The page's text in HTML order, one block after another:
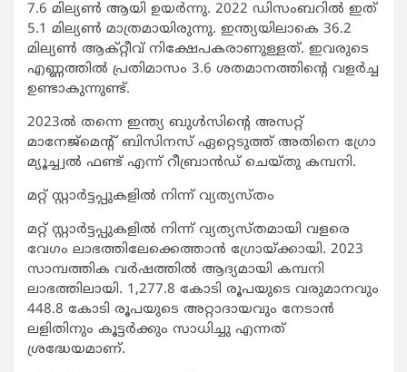
7.6 മില്യണ്‍ ആയി ഉയര്‍ന്നു. 2022 ഡിസംബറില്‍ ഇത്
5.1 മില്യണ്‍ മാത്രമായിരുന്നു. ഇന്ത്യയിലാകെ 36.2
മില്യണ്‍ ആക്റ്റീവ് നിക്ഷേപകരാണുള്ളത്. ഇവരുടെ
എണ്ണത്തില്‍ പ്രതിമാസം 3.6 ശതമാനത്തിന്റെ വളര്‍ച്ച
ഉണ്ടാകുന്നുണ്ട്.
2023ല്‍ തന്നെ ഇന്ത്യ ബുള്‍സിന്റെ അസറ്റ്
മാനേജ്‌മെന്റ് ബിസിനസ് ഏറ്റെടുത്ത് അതിനെ ഗ്രോ
മ്യൂച്ച്വല്‍ ഫണ്ട് എന്ന് റീബ്രാന്‍ഡ് ചെയ്തു കമ്പനി.
മറ്റ് സ്റ്റാര്‍ട്ടപ്പുകളില്‍ നിന്ന് വ്യത്യസ്തം
മറ്റ് സ്റ്റാര്‍ട്ടപ്പുകളില്‍ നിന്ന് വ്യത്യസ്തമായി വളരെ
വേഗം ലാഭത്തിലേക്കെത്താന്‍ ഗ്രോയ്ക്കായി. 2023
സാമ്പത്തിക വര്‍ഷത്തില്‍ ആദ്യമായി കമ്പനി
ലാഭത്തിലായി. 1,277.8 കോടി രൂപയുടെ വരുമാനവും
448.8 കോടി രൂപയുടെ അറ്റാദായവും നേടാന്‍
ലളിതിനും കൂട്ടര്‍ക്കും സാധിച്ചു എന്നത്
ശ്രദ്ധേയമാണ്.